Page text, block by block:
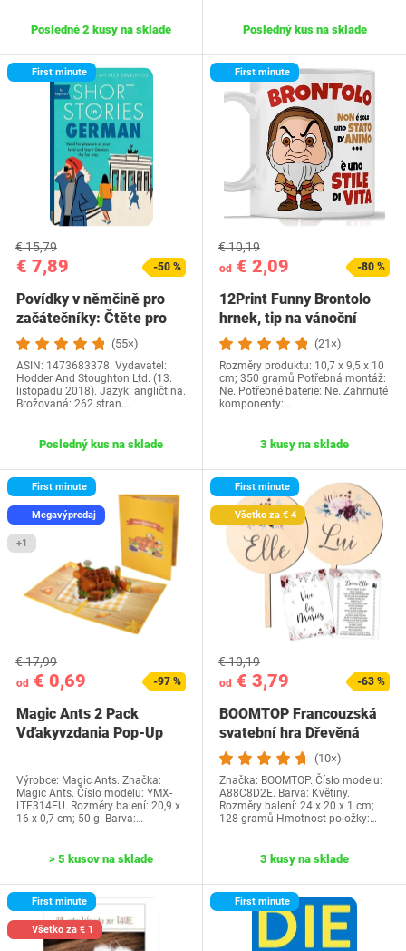
Posledné 2 kusy na sklade Posledný kus na sklade
First minute
€ 7,89
€ 15,79
-50 %
Povídky v němčině pro
začátečníky: Čtěte pro
radost na své…(55×)
ASIN: 1473683378. Vydavatel:
Hodder And Stoughton Ltd. (13.
listopadu 2018). Jazyk: angličtina.
Brožovaná: 262 stran.…
Posledný kus na sklade
First minute
od € 2,09
€ 10,19
-80 %
12Print Funny Brontolo
hrnek, tip na vánoční
dárek a…
(21×)
Rozměry produktu: 10,7 x 9,5 x 10
cm; 350 gramů Potřebná montáž:
Ne. Potřebné baterie: Ne. Zahrnuté
komponenty:…
3 kusy na sklade
First minute
Megavýpredaj
+1
od € 0,69
€ 17,99
-97 %
Magic Ants 2 Pack
Vďakyvzdania Pop-Up
Výrobce: Magic Ants. Značka:
Magic Ants. Číslo modelu: YMX-
LTF314EU. Rozměry balení: 20,9 x
16 x 0,7 cm; 50 g. Barva:…
> 5 kusov na sklade
First minute
Všetko za € 4
od € 3,79
€ 10,19
-63 %
BOOMTOP Francouzská
svatební hra Dřevěná
cedulka a kvízové…
(10×)
Značka: BOOMTOP. Číslo modelu:
A88C8D2E. Barva: Květiny.
Rozměry balení: 24 x 20 x 1 cm;
128 gramů Hmotnost položky:…
3 kusy na sklade
First minute
Všetko za € 1
First minute